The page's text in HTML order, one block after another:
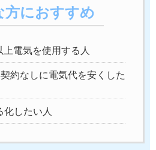
方におすすめ
電気を使用する人
約なしに電気代を安くした
化したい人